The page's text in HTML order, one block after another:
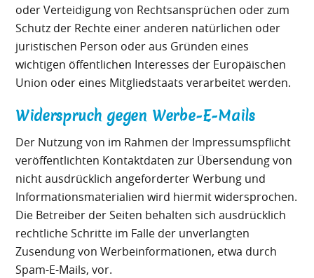
oder Verteidigung von Rechtsansprüchen oder zum
Schutz der Rechte einer anderen natürlichen oder
juristischen Person oder aus Gründen eines
wichtigen öffentlichen Interesses der Europäischen
Union oder eines Mitgliedstaats verarbeitet werden.
Widerspruch gegen Werbe-E-Mails
Der Nutzung von im Rahmen der Impressumspflicht
veröffentlichten Kontaktdaten zur Übersendung von
nicht ausdrücklich angeforderter Werbung und
Informationsmaterialien wird hiermit widersprochen.
Die Betreiber der Seiten behalten sich ausdrücklich
rechtliche Schritte im Falle der unverlangten
Zusendung von Werbeinformationen, etwa durch
Spam-E-Mails, vor.